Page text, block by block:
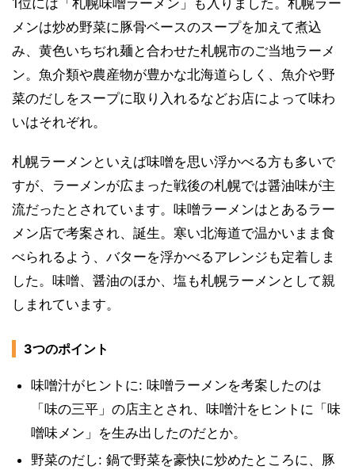
メンは炒め野菜に豚骨ベースのスープを加えて煮込
み、黄色いちぢれ麺と合わせた札幌市のご当地ラーメ
ン。魚介類や農産物が豊かな北海道らしく、魚介や野
菜のだしをスープに取り入れるなどお店によって味わ
いはそれぞれ。
札幌ラーメンといえば味噌を思い浮かべる方も多いで
すが、ラーメンが広まった戦後の札幌では醤油味が主
流だったとされています。味噌ラーメンはとあるラー
メン店で考案され、誕生。寒い北海道で温かいまま食
べられるよう、バターを浮かべるアレンジも定着しま
した。味噌、醤油のほか、塩も札幌ラーメンとして親
しまれています。
3つのポイント
味噌汁がヒントに: 味噌ラーメンを考案したのは
「味の三平」の店主とされ、味噌汁をヒントに「味
噌味メン」を生み出したのだとか。
野菜のだし: 鍋で野菜を豪快に炒めたところに、豚